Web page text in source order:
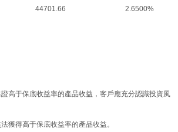
44701.66 2.6500%
高于保底收益率的產品收益，客戶應充分認識投資風
獲得高于保底收益率的產品收益。